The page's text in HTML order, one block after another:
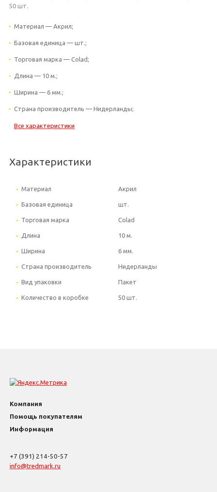
50 шт.
Материал — Акрил;
Базовая единица — шт.;
Торговая марка — Colad;
Длина — 10 м.;
Ширина — 6 мм.;
Страна производитель — Нидерланды;
Все характеристики
Характеристики
Материал Акрил
Базовая единица шт.
Торговая марка Colad
Длина 10 м.
Ширина 6 мм.
Страна производитель Нидерланды
Вид упаковки Пакет
Количество в коробке 50 шт.
Компания
Помощь покупателям
Информация
+7 (391) 214-50-57
info@tredmark.ru